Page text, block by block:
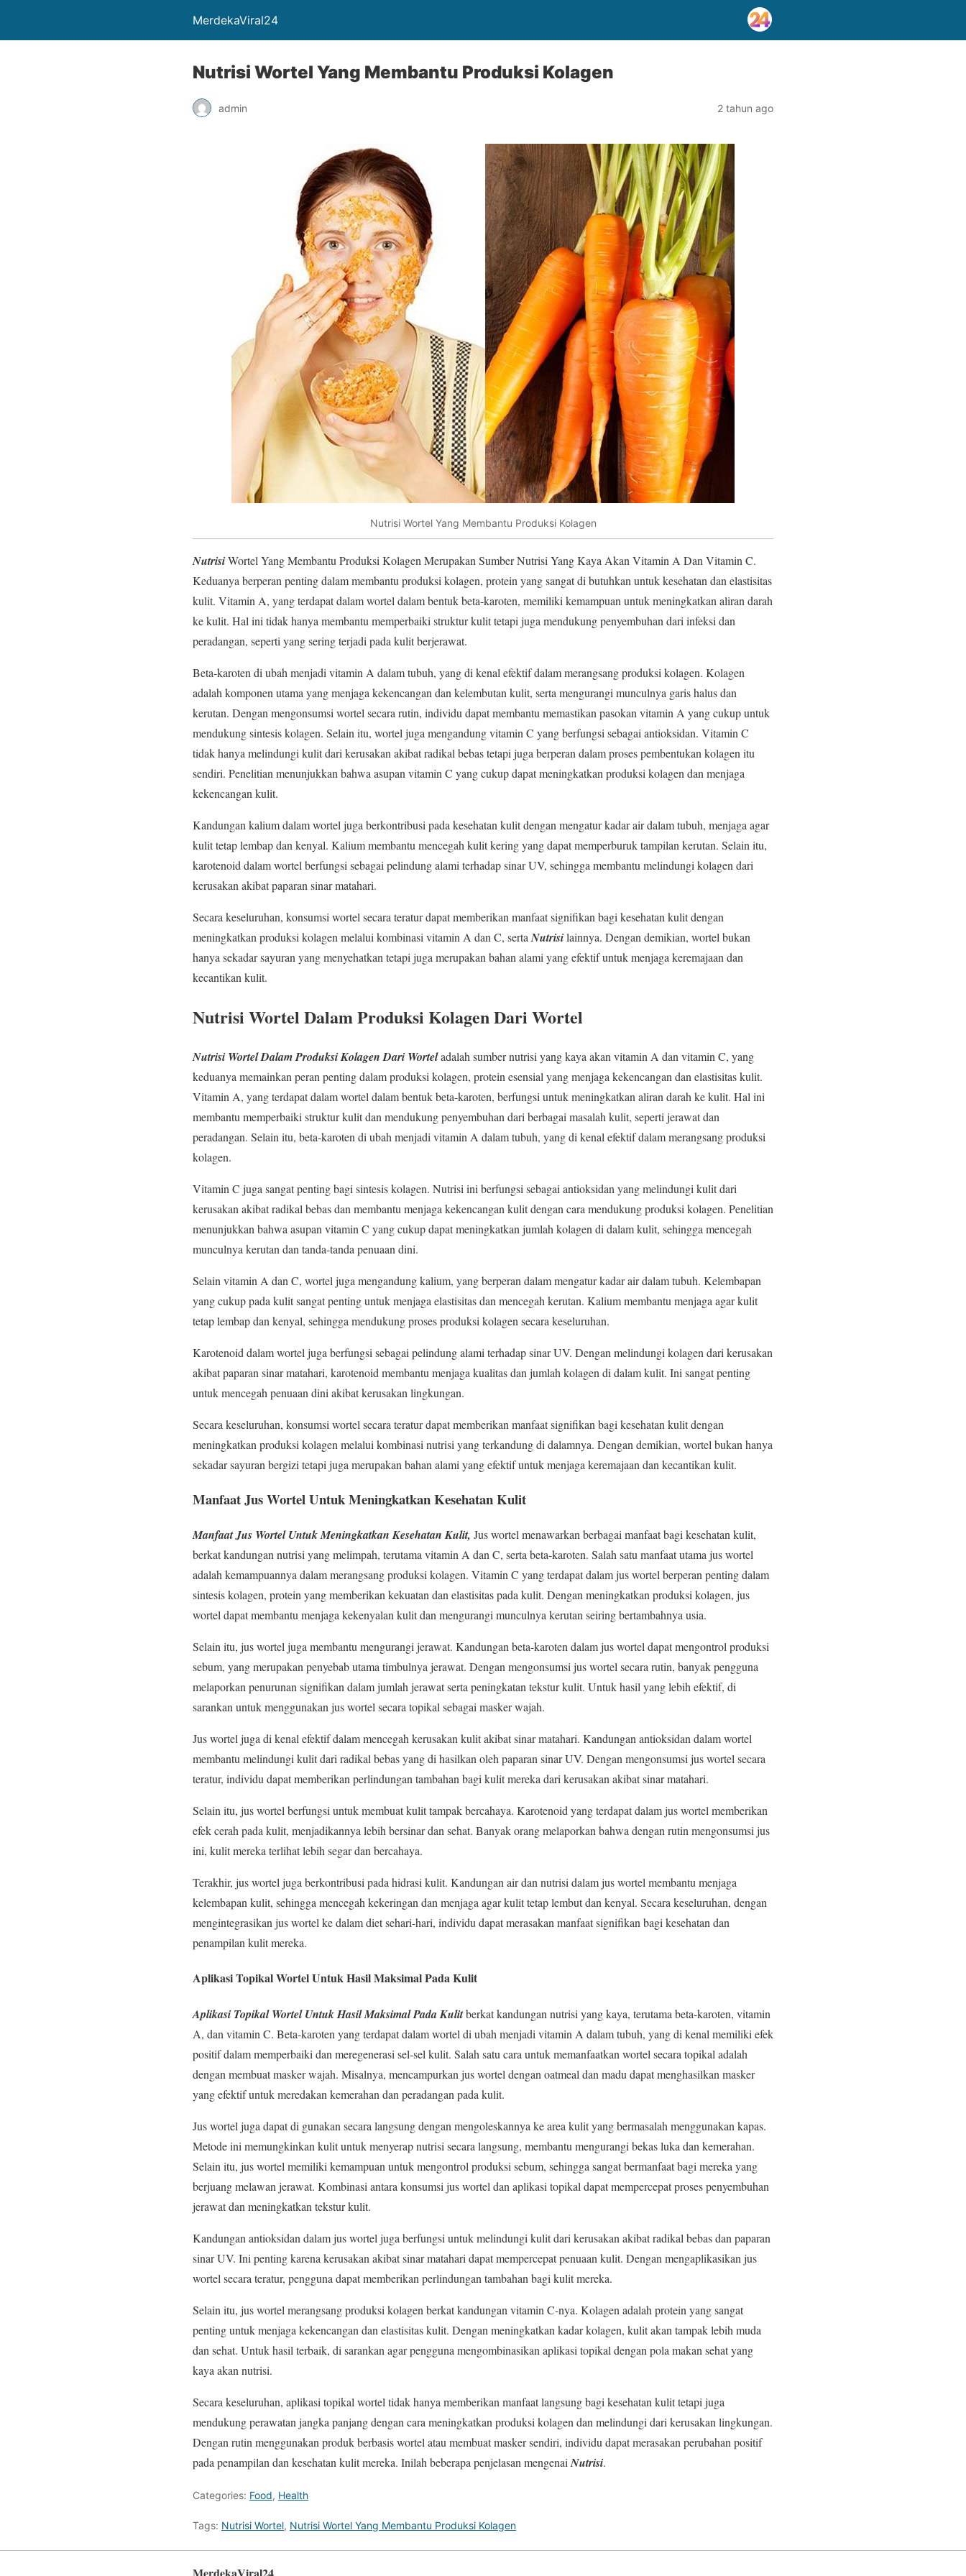
MerdekaViral24
Nutrisi Wortel Yang Membantu Produksi Kolagen
admin 2 tahun ago
Nutrisi Wortel Yang Membantu Produksi Kolagen
NutrisiWortel Yang Membantu Produksi Kolagen Merupakan Sumber Nutrisi Yang Kaya Akan Vitamin A Dan Vitamin C.
Keduanya berperan penting dalam membantu produksi kolagen, protein yang sangat di butuhkan untuk kesehatan dan elastisitas
kulit. Vitamin A, yang terdapat dalam wortel dalam bentuk beta-karoten, memiliki kemampuan untuk meningkatkan aliran darah
ke kulit. Hal ini tidak hanya membantu memperbaiki struktur kulit tetapi juga mendukung penyembuhan dari infeksi dan
peradangan, seperti yang sering terjadi pada kulit berjerawat.
Beta-karoten di ubah menjadi vitamin A dalam tubuh, yang di kenal efektif dalam merangsang produksi kolagen. Kolagen
adalah komponen utama yang menjaga kekencangan dan kelembutan kulit, serta mengurangi munculnya garis halus dan
kerutan. Dengan mengonsumsi wortel secara rutin, individu dapat membantu memastikan pasokan vitamin A yang cukup untuk
mendukung sintesis kolagen. Selain itu, wortel juga mengandung vitamin C yang berfungsi sebagai antioksidan. Vitamin C
tidak hanya melindungi kulit dari kerusakan akibat radikal bebas tetapi juga berperan dalam proses pembentukan kolagen itu
sendiri. Penelitian menunjukkan bahwa asupan vitamin C yang cukup dapat meningkatkan produksi kolagen dan menjaga
kekencangan kulit.
Kandungan kalium dalam wortel juga berkontribusi pada kesehatan kulit dengan mengatur kadar air dalam tubuh, menjaga agar
kulit tetap lembap dan kenyal. Kalium membantu mencegah kulit kering yang dapat memperburuk tampilan kerutan. Selain itu,
karotenoid dalam wortel berfungsi sebagai pelindung alami terhadap sinar UV, sehingga membantu melindungi kolagen dari
kerusakan akibat paparan sinar matahari.
Secara keseluruhan, konsumsi wortel secara teratur dapat memberikan manfaat signifikan bagi kesehatan kulit dengan
meningkatkan produksi kolagen melalui kombinasi vitamin A dan C, serta Nutrisilainnya. Dengan demikian, wortel bukan
hanya sekadar sayuran yang menyehatkan tetapi juga merupakan bahan alami yang efektif untuk menjaga keremajaan dan
kecantikan kulit.
Nutrisi Wortel Dalam Produksi Kolagen Dari Wortel
Nutrisi Wortel Dalam Produksi Kolagen Dari Worteladalah sumber nutrisi yang kaya akan vitamin A dan vitamin C, yang
keduanya memainkan peran penting dalam produksi kolagen, protein esensial yang menjaga kekencangan dan elastisitas kulit.
Vitamin A, yang terdapat dalam wortel dalam bentuk beta-karoten, berfungsi untuk meningkatkan aliran darah ke kulit. Hal ini
membantu memperbaiki struktur kulit dan mendukung penyembuhan dari berbagai masalah kulit, seperti jerawat dan
peradangan. Selain itu, beta-karoten di ubah menjadi vitamin A dalam tubuh, yang di kenal efektif dalam merangsang produksi
kolagen.
Vitamin C juga sangat penting bagi sintesis kolagen. Nutrisi ini berfungsi sebagai antioksidan yang melindungi kulit dari
kerusakan akibat radikal bebas dan membantu menjaga kekencangan kulit dengan cara mendukung produksi kolagen. Penelitian
menunjukkan bahwa asupan vitamin C yang cukup dapat meningkatkan jumlah kolagen di dalam kulit, sehingga mencegah
munculnya kerutan dan tanda-tanda penuaan dini.
Selain vitamin A dan C, wortel juga mengandung kalium, yang berperan dalam mengatur kadar air dalam tubuh. Kelembapan
yang cukup pada kulit sangat penting untuk menjaga elastisitas dan mencegah kerutan. Kalium membantu menjaga agar kulit
tetap lembap dan kenyal, sehingga mendukung proses produksi kolagen secara keseluruhan.
Karotenoid dalam wortel juga berfungsi sebagai pelindung alami terhadap sinar UV. Dengan melindungi kolagen dari kerusakan
akibat paparan sinar matahari, karotenoid membantu menjaga kualitas dan jumlah kolagen di dalam kulit. Ini sangat penting
untuk mencegah penuaan dini akibat kerusakan lingkungan.
Secara keseluruhan, konsumsi wortel secara teratur dapat memberikan manfaat signifikan bagi kesehatan kulit dengan
meningkatkan produksi kolagen melalui kombinasi nutrisi yang terkandung di dalamnya. Dengan demikian, wortel bukan hanya
sekadar sayuran bergizi tetapi juga merupakan bahan alami yang efektif untuk menjaga keremajaan dan kecantikan kulit.
Manfaat Jus Wortel Untuk Meningkatkan Kesehatan Kulit
Manfaat Jus Wortel Untuk Meningkatkan Kesehatan Kulit, Jus wortel menawarkan berbagai manfaat bagi kesehatan kulit,
berkat kandungan nutrisi yang melimpah, terutama vitamin A dan C, serta beta-karoten. Salah satu manfaat utama jus wortel
adalah kemampuannya dalam merangsang produksi kolagen. Vitamin C yang terdapat dalam jus wortel berperan penting dalam
sintesis kolagen, protein yang memberikan kekuatan dan elastisitas pada kulit. Dengan meningkatkan produksi kolagen, jus
wortel dapat membantu menjaga kekenyalan kulit dan mengurangi munculnya kerutan seiring bertambahnya usia.
Selain itu, jus wortel juga membantu mengurangi jerawat. Kandungan beta-karoten dalam jus wortel dapat mengontrol produksi
sebum, yang merupakan penyebab utama timbulnya jerawat. Dengan mengonsumsi jus wortel secara rutin, banyak pengguna
melaporkan penurunan signifikan dalam jumlah jerawat serta peningkatan tekstur kulit. Untuk hasil yang lebih efektif, di
sarankan untuk menggunakan jus wortel secara topikal sebagai masker wajah.
Jus wortel juga di kenal efektif dalam mencegah kerusakan kulit akibat sinar matahari. Kandungan antioksidan dalam wortel
membantu melindungi kulit dari radikal bebas yang di hasilkan oleh paparan sinar UV. Dengan mengonsumsi jus wortel secara
teratur, individu dapat memberikan perlindungan tambahan bagi kulit mereka dari kerusakan akibat sinar matahari.
Selain itu, jus wortel berfungsi untuk membuat kulit tampak bercahaya. Karotenoid yang terdapat dalam jus wortel memberikan
efek cerah pada kulit, menjadikannya lebih bersinar dan sehat. Banyak orang melaporkan bahwa dengan rutin mengonsumsi jus
ini, kulit mereka terlihat lebih segar dan bercahaya.
Terakhir, jus wortel juga berkontribusi pada hidrasi kulit. Kandungan air dan nutrisi dalam jus wortel membantu menjaga
kelembapan kulit, sehingga mencegah kekeringan dan menjaga agar kulit tetap lembut dan kenyal. Secara keseluruhan, dengan
mengintegrasikan jus wortel ke dalam diet sehari-hari, individu dapat merasakan manfaat signifikan bagi kesehatan dan
penampilan kulit mereka.
Aplikasi Topikal Wortel Untuk Hasil Maksimal Pada Kulit
Aplikasi Topikal Wortel Untuk Hasil Maksimal Pada Kulitberkat kandungan nutrisi yang kaya, terutama beta-karoten, vitamin
A, dan vitamin C. Beta-karoten yang terdapat dalam wortel di ubah menjadi vitamin A dalam tubuh, yang di kenal memiliki efek
positif dalam memperbaiki dan meregenerasi sel-sel kulit. Salah satu cara untuk memanfaatkan wortel secara topikal adalah
dengan membuat masker wajah. Misalnya, mencampurkan jus wortel dengan oatmeal dan madu dapat menghasilkan masker
yang efektif untuk meredakan kemerahan dan peradangan pada kulit.
Jus wortel juga dapat di gunakan secara langsung dengan mengoleskannya ke area kulit yang bermasalah menggunakan kapas.
Metode ini memungkinkan kulit untuk menyerap nutrisi secara langsung, membantu mengurangi bekas luka dan kemerahan.
Selain itu, jus wortel memiliki kemampuan untuk mengontrol produksi sebum, sehingga sangat bermanfaat bagi mereka yang
berjuang melawan jerawat. Kombinasi antara konsumsi jus wortel dan aplikasi topikal dapat mempercepat proses penyembuhan
jerawat dan meningkatkan tekstur kulit.
Kandungan antioksidan dalam jus wortel juga berfungsi untuk melindungi kulit dari kerusakan akibat radikal bebas dan paparan
sinar UV. Ini penting karena kerusakan akibat sinar matahari dapat mempercepat penuaan kulit. Dengan mengaplikasikan jus
wortel secara teratur, pengguna dapat memberikan perlindungan tambahan bagi kulit mereka.
Selain itu, jus wortel merangsang produksi kolagen berkat kandungan vitamin C-nya. Kolagen adalah protein yang sangat
penting untuk menjaga kekencangan dan elastisitas kulit. Dengan meningkatkan kadar kolagen, kulit akan tampak lebih muda
dan sehat. Untuk hasil terbaik, di sarankan agar pengguna mengombinasikan aplikasi topikal dengan pola makan sehat yang
kaya akan nutrisi.
Secara keseluruhan, aplikasi topikal wortel tidak hanya memberikan manfaat langsung bagi kesehatan kulit tetapi juga
mendukung perawatan jangka panjang dengan cara meningkatkan produksi kolagen dan melindungi dari kerusakan lingkungan.
Dengan rutin menggunakan produk berbasis wortel atau membuat masker sendiri, individu dapat merasakan perubahan positif
pada penampilan dan kesehatan kulit mereka. Inilah beberapa penjelasan mengenai Nutrisi.
Categories: Food, Health
Tags: Nutrisi Wortel, Nutrisi Wortel Yang Membantu Produksi Kolagen
MerdekaViral24